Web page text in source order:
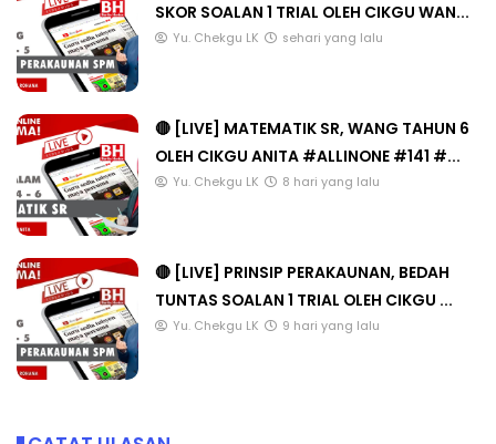
SKOR SOALAN 1 TRIAL OLEH CIKGU WAN...
Yu. Chekgu LK sehari yang lalu
🔴 [LIVE] MATEMATIK SR, WANG TAHUN 6
OLEH CIKGU ANITA #ALLINONE #141 #...
Yu. Chekgu LK 8 hari yang lalu
🔴 [LIVE] PRINSIP PERAKAUNAN, BEDAH
TUNTAS SOALAN 1 TRIAL OLEH CIKGU ...
Yu. Chekgu LK 9 hari yang lalu